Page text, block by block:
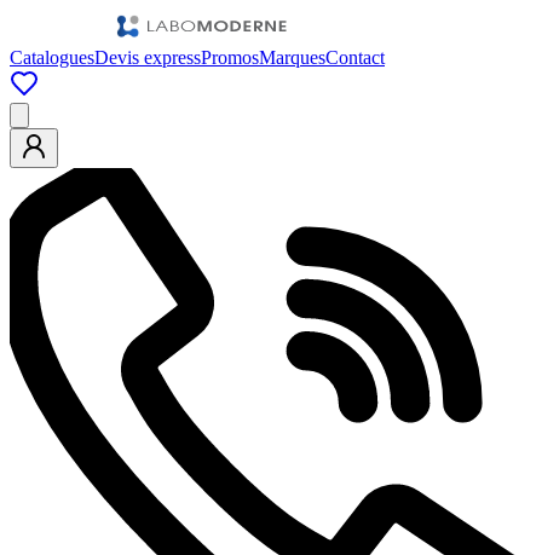
CataloguesDevis expressPromosMarquesContact